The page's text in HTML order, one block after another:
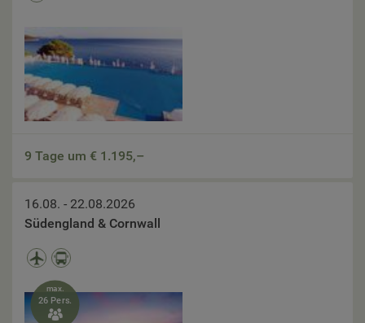
9 Tage um € 1.195,–
16.08. - 22.08.2026
Südengland & Cornwall
max.
26 Pers.
